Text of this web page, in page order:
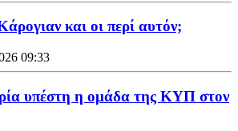
και οι περί αυτόν;
09:33
υπέστη η ομάδα της ΚΥΠ στον